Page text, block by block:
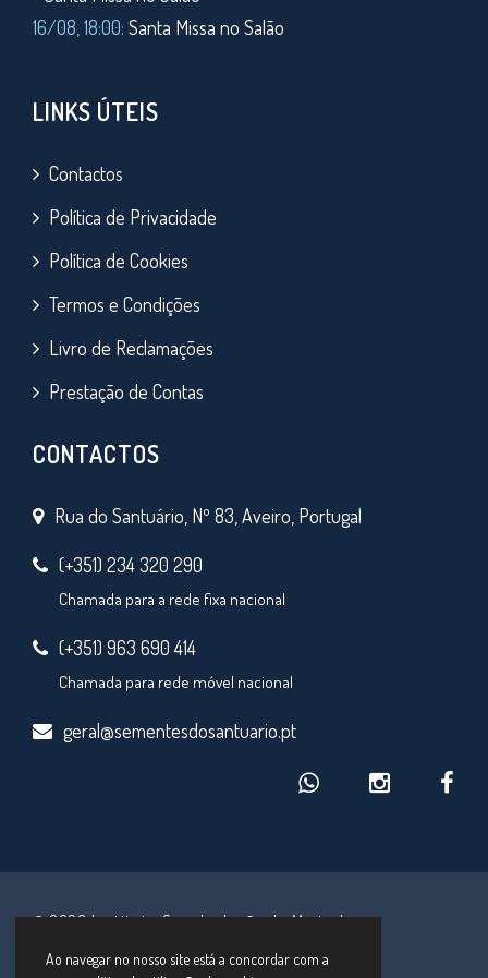
Ao navegar no nosso site está a concordar com a
16/08, 18:00: Santa Missa no Salão
LINKS ÚTEIS
Contactos
Política de Privacidade
Política de Cookies
Termos e Condições
Livro de Reclamações
Prestação de Contas
CONTACTOS
Rua do Santuário, Nº 83, Aveiro, Portugal
(+351) 234 320 290
Chamada para a rede fixa nacional
(+351) 963 690 414
Chamada para rede móvel nacional
geral@sementesdosantuario.pt
© 2026 Instituto Secular Irmãs de Maria de
Schoenstatt